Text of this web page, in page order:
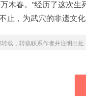
木春。”经历了这次
止，为武穴的非遗文化
载，转载联系作者并注明出处